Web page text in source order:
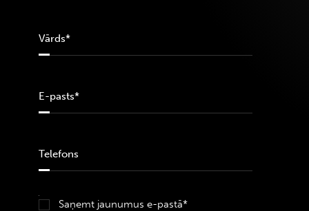
Saņemt jaunumus e-pastā*